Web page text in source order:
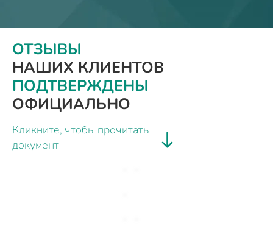
ОТЗЫВЫ
НАШИХ КЛИЕНТОВ
ПОДТВЕРЖДЕНЫ
ОФИЦИАЛЬНО
Кликните, чтобы прочитать
документ